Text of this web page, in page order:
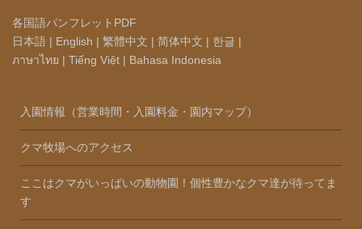
各国語パンフレットPDF
日本語 | English | 繁體中文 | 简体中文 | 한글 |
ภาษาไทย | Tiếng Việt | Bahasa Indonesia
入園情報（営業時間・入園料金・園内マップ）
クマ牧場へのアクセス
ここはクマがいっぱいの動物園！個性豊かなクマ達が待ってま
す